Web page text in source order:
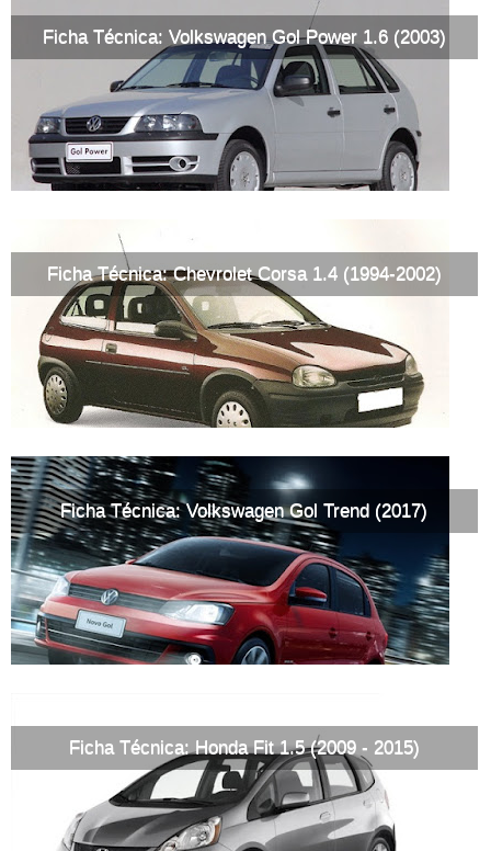
Ficha Técnica: Volkswagen Gol Power 1.6 (2003)
Ficha Técnica: Chevrolet Corsa 1.4 (1994-2002)
Ficha Técnica: Volkswagen Gol Trend (2017)
Ficha Técnica: Honda Fit 1.5 (2009 - 2015)